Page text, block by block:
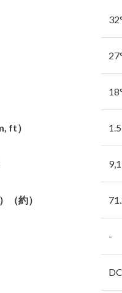
ft）
（約）
-